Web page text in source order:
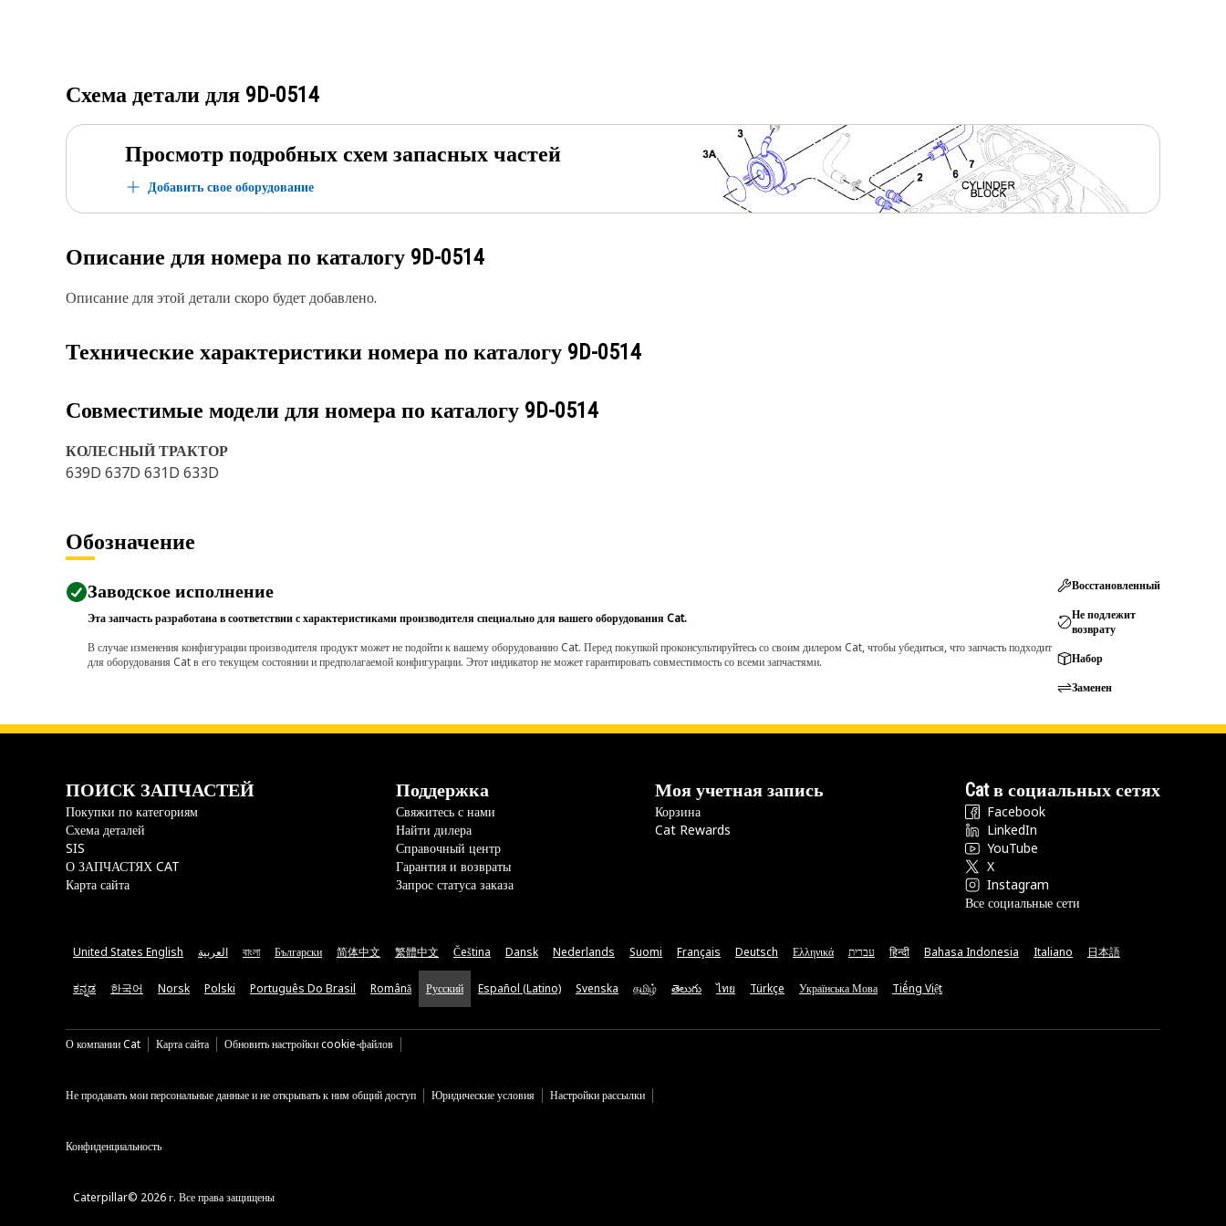
Схема детали для 9D-0514
Просмотр подробных схем запасных частей
Добавить свое оборудование
Описание для номера по каталогу 9D-0514
Описание для этой детали скоро будет добавлено.
Технические характеристики номера по каталогу 9D-0514
Совместимые модели для номера по каталогу 9D-0514
КОЛЕСНЫЙ ТРАКТОР
639D 637D 631D 633D
Обозначение
Заводское исполнение
Эта запчасть разработана в соответствии с характеристиками производителя специально для вашего оборудования Cat.
В случае изменения конфигурации производителя продукт может не подойти к вашему оборудованию Cat. Перед покупкой проконсультируйтесь со своим дилером Cat, чтобы убедиться, что запчасть подходит
для оборудования Cat в его текущем состоянии и предполагаемой конфигурации. Этот индикатор не может гарантировать совместимость со всеми запчастями.
Восстановленный
Не подлежит
возврату
Набор
Заменен
ПОИСК ЗАПЧАСТЕЙ
Покупки по категориям
Схема деталей
SIS
О ЗАПЧАСТЯХ CAT
Карта сайта
Поддержка
Свяжитесь с нами
Найти дилера
Справочный центр
Гарантия и возвраты
Запрос статуса заказа
Моя учетная запись
Корзина
Cat Rewards
Cat в социальных сетях
Facebook
LinkedIn
YouTube
X
Instagram
Все социальные сети
United States English العربية বাংলা Български 简体中文 繁體中文 Čeština Dansk Nederlands Suomi Français Deutsch Ελληνικά עברית हिन्दी Bahasa Indonesia Italiano 日本語
ಕನ್ನಡ 한국어 Norsk Polski Português Do Brasil Română Русский Español (Latino) Svenska தமிழ் తెలుగు ไทย Türkçe Українська Мова Tiếng Việt
О компании Cat Карта сайта Обновить настройки cookie-файлов
Не продавать мои персональные данные и не открывать к ним общий доступ Юридические условия Настройки рассылки
Конфиденциальность
Caterpillar© 2026 г. Все права защищены